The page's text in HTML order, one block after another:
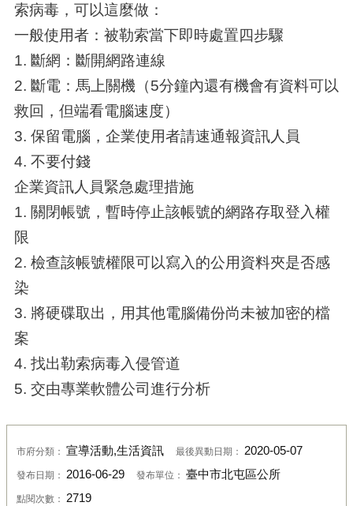
索病毒，可以這麼做：
一般使用者：被勒索當下即時處置四步驟
1. 斷網：斷開網路連線
2. 斷電：馬上關機（5分鐘內還有機會有資料可以
救回，但端看電腦速度）
3. 保留電腦，企業使用者請速通報資訊人員
4. 不要付錢
企業資訊人員緊急處理措施
1. 關閉帳號，暫時停止該帳號的網路存取登入權
限
2. 檢查該帳號權限可以寫入的公用資料夾是否感
染
3. 將硬碟取出，用其他電腦備份尚未被加密的檔
案
4. 找出勒索病毒入侵管道
5. 交由專業軟體公司進行分析
市府分類： 宣導活動,生活資訊 最後異動日期： 2020-05-07
發布日期： 2016-06-29 發布單位： 臺中市北屯區公所
點閱次數： 2719